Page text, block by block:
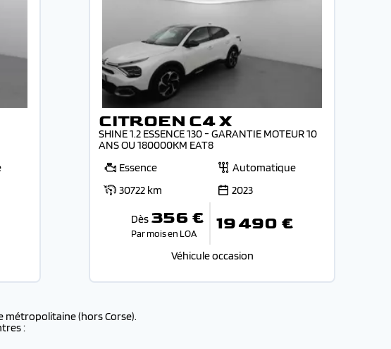
CITROEN C4 X
SHINE 1.2 ESSENCE 130 - GARANTIE MOTEUR 10
ANS OU 180000KM EAT8
Essence
Automatique
30722 km
2023
Dès 356 €
Par mois en LOA 19 490 €
Véhicule occasion
métropolitaine (hors Corse).
: